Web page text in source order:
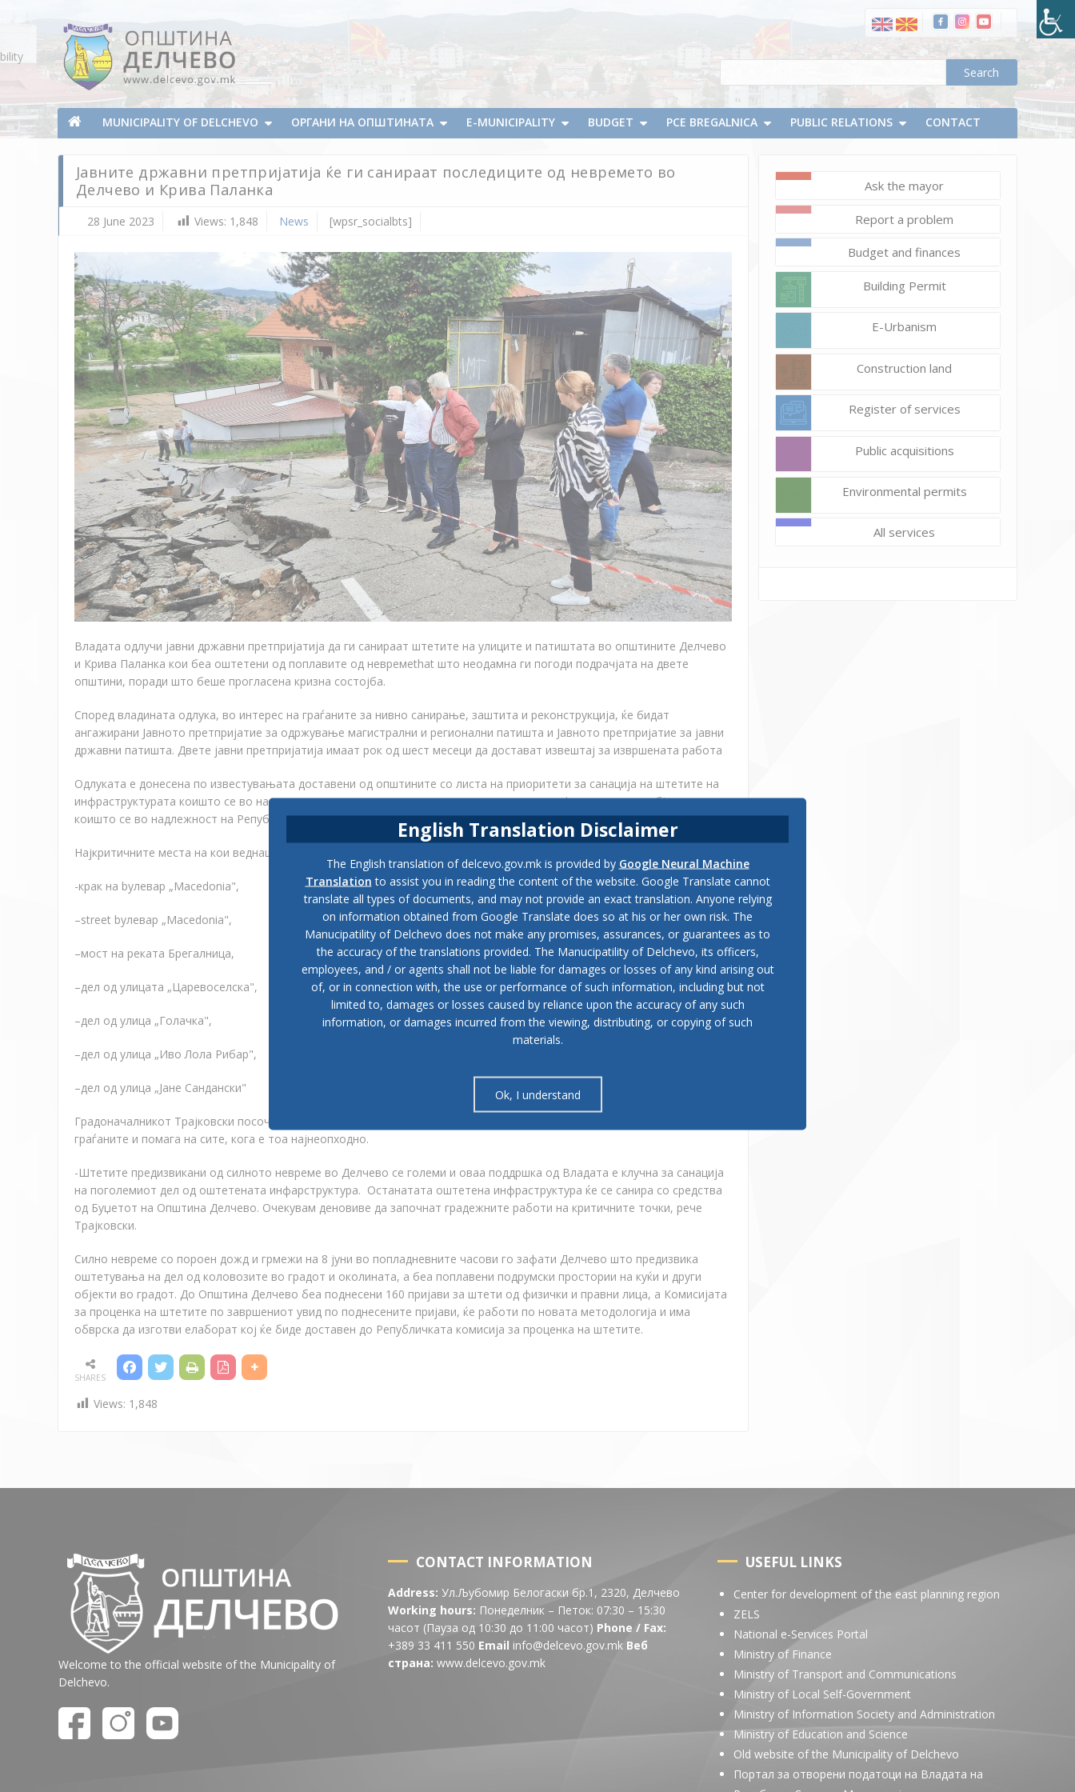
Municipality of Delchevo
Municipality of Delchevo
MUNICIPALITY OF DELCHEVO ОРГАНИ НА ОПШТИНАТА E-MUNICIPALITY BUDGET PCE BREGALNICA PUBLIC RELATIONS CONTACT
Јавните државни претпријатија ќе ги санираат последиците од невремето во
Делчево и Крива Паланка
28 June 2023 Views: 1,848 News [wpsr_socialbts]
невремето
Делчево
и
Паланка
Владата одлучи јавни државни претпријатија да ги санираат штетите на улиците и патиштата во општините Делчево
и Крива Паланка кои беа оштетени од поплавите од невремеthat што неодамна ги погоди подрачјата на двете
општини, поради што беше прогласена кризна состојба.
Според владината одлука, во интерес на граѓаните за нивно санирање, заштита и реконструкција, ќе бидат
ангажирани Јавното претпријатие за одржување магистрални и регионални патишта и Јавното претпријатие за јавни
државни патишта. Двете јавни претпријатија имаат рок од шест месеци да достават извештај за извршената работа
Одлуката е донесена по известувањата доставени од општините со листа на приоритети за санација на штетите на
инфраструктурата коишто се во надлежност на општината и листа на приоритети на инфраструктурни објекти
коишто се во надлежност на Републиката.
Најкритичните места на кои веднаш ќе се интервенира во
-крак на bулевар „Macedonia",
–street bулевар „Macedonia",
–мост на реката Брегалница,
–дел од улицата „Царевоселска",
–дел од улица „Голачка",
–дел од улица „Иво Лола Рибар",
–дел од улица „Јане Сандански"
Градоначалникот Трајковски посочи дека ова е уште еден доказ дека оваа Влада покажува вистинска грижа за
граѓаните и помага на сите, кога е тоа најнеопходно.
-Штетите предизвикани од силното невреме во Делчево се големи и оваа поддршка од Владата е клучна за санација
на поголемиот дел од оштетената инфарструктура. Останатата оштетена инфраструктура ќе се санира со средства
од Буџетот на Општина Делчево. Очекувам деновиве да започнат градежните работи на критичните точки, рече
Трајковски.
Силно невреме со пороен дожд и грмежи на 8 јуни во попладневните часови го зафати Делчево што предизвика
оштетувања на дел од коловозите во градот и околината, а беа поплавени подрумски простории на куќи и други
објекти во градот. До Општина Делчево беа поднесени 160 пријави за штети од физички и правни лица, а Комисијата
за проценка на штетите по завршениот увид по поднесените пријави, ќе работи по новата методологија и има
обврска да изготви елаборат кој ќе биде доставен до Републичката комисија за проценка на штетите.
SHARES
Views: 1,848
Ask the mayor
Report a problem
Budget and finances
Building Permit
E-Urbanism
Construction land
Register of services
Public acquisitions
Environmental permits
All services
Welcome to the official website of the Municipality of
Delchevo.
CONTACT INFORMATION
Address: Ул.Љубомир Белогаски бр.1, 2320, Делчево
Working hours: Понеделник – Петок: 07:30 – 15:30
часот (Пауза од 10:30 до 11:00 часот) Phone / Fax:
+389 33 411 550 Email info@delcevo.gov.mk Веб
страна: www.delcevo.gov.mk
USEFUL LINKS
Center for development of the east planning region
ZELS
National e-Services Portal
Ministry of Finance
Ministry of Transport and Communications
Ministry of Local Self-Government
Ministry of Information Society and Administration
Ministry of Education and Science
Old website of the Municipality of Delchevo
Портал за отворени податоци на Владата на
English Translation Disclaimer
The English translation of delcevo.gov.mk is provided by Google Neural Machine
Translation to assist you in reading the content of the website. Google Translate cannot
translate all types of documents, and may not provide an exact translation. Anyone relying
on information obtained from Google Translate does so at his or her own risk. The
Manucipatility of Delchevo does not make any promises, assurances, or guarantees as to
the accuracy of the translations provided. The Manucipatility of Delchevo, its officers,
employees, and / or agents shall not be liable for damages or losses of any kind arising out
of, or in connection with, the use or performance of such information, including but not
limited to, damages or losses caused by reliance upon the accuracy of any such
information, or damages incurred from the viewing, distributing, or copying of such
materials.
Ok, I understand